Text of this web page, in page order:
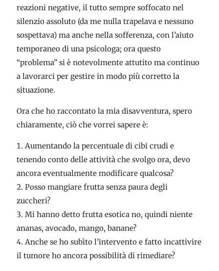
reazioni negative, il tutto sempre soffocato nel
silenzio assoluto (da me nulla trapelava e nessuno
sospettava) ma anche nella sofferenza, con l’aiuto
temporaneo di una psicologa; ora questo
“problema” si è notevolmente attutito ma continuo
a lavorarci per gestire in modo più corretto la
situazione.
Ora che ho raccontato la mia disavventura, spero
chiaramente, ciò che vorrei sapere è:
Aumentando la percentuale di cibi crudi e
tenendo conto delle attività che svolgo ora, devo
ancora eventualmente modificare qualcosa?
Posso mangiare frutta senza paura degli
zuccheri?
Mi hanno detto frutta esotica no, quindi niente
ananas, avocado, mango, banane?
Anche se ho subìto l’intervento e fatto incattivire
il tumore ho ancora possibilità di rimediare?